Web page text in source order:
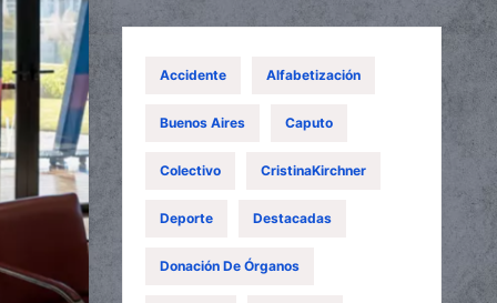
Accidente Alfabetización
Buenos Aires Caputo
Colectivo CristinaKirchner
Deporte Destacadas
Donación De Órganos